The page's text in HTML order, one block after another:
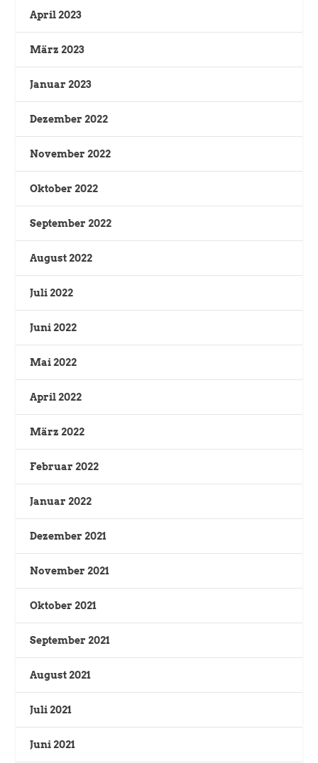
April 2023
März 2023
Januar 2023
Dezember 2022
November 2022
Oktober 2022
September 2022
August 2022
Juli 2022
Juni 2022
Mai 2022
April 2022
März 2022
Februar 2022
Januar 2022
Dezember 2021
November 2021
Oktober 2021
September 2021
August 2021
Juli 2021
Juni 2021